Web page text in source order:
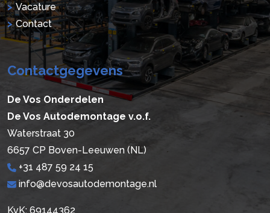
Vacature
Contact
Contactgegevens
De Vos Onderdelen
De Vos Autodemontage v.o.f.
Waterstraat 30
6657 CP Boven-Leeuwen (NL)
+31 487 59 24 15
info@devosautodemontage.nl
KvK: 69144362